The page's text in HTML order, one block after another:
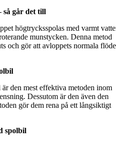
så går det till
högtrycksspolas med varmt
munstycken. Denna metod
och gör att avloppets normala flöde
den mest effektiva metoden inom
Dessutom är den även den
gör dem rena på ett långsiktigt
spolbil